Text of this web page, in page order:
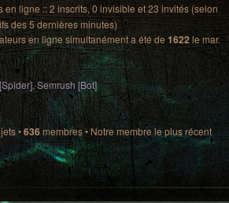
en ligne :: 2 inscrits, 0 invisible et 23 invités (selon
des 5 dernières minutes)
en ligne simultanément a été de 1622le mar.
,Semrush [Bot]
•636membres • Notre membre le plus récent